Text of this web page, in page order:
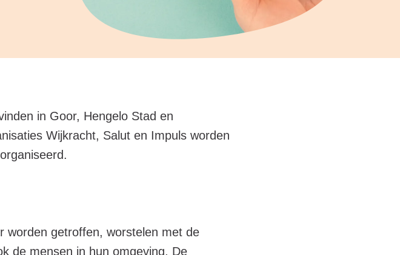
in Goor, Hengelo Stad en
Wijkracht, Salut en Impuls worden
worden getroffen, worstelen met de
de mensen in hun omgeving. De